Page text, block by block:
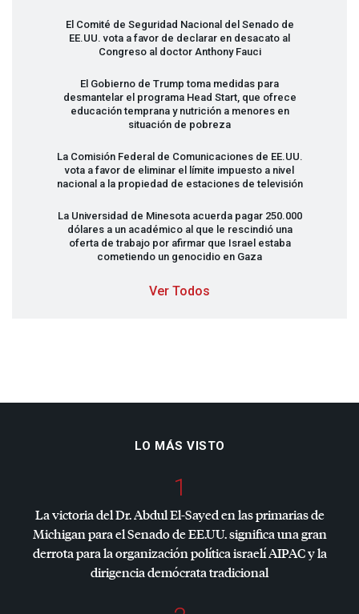
El Comité de Seguridad Nacional del Senado de
EE.UU. vota a favor de declarar en desacato al
Congreso al doctor Anthony Fauci
El Gobierno de Trump toma medidas para
desmantelar el programa Head Start, que ofrece
educación temprana y nutrición a menores en
situación de pobreza
La Comisión Federal de Comunicaciones de EE.UU.
vota a favor de eliminar el límite impuesto a nivel
nacional a la propiedad de estaciones de televisión
La Universidad de Minesota acuerda pagar 250.000
dólares a un académico al que le rescindió una
oferta de trabajo por afirmar que Israel estaba
cometiendo un genocidio en Gaza
Ver Todos
LO MÁS VISTO
1
La victoria del Dr. Abdul El-Sayed en las primarias de
Michigan para el Senado de EE.UU. significa una gran
derrota para la organización política israelíAIPACy la
dirigencia demócrata tradicional